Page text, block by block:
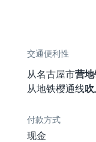
交通便利性
从名古屋市营
从地铁樱通线
付款方式
现金